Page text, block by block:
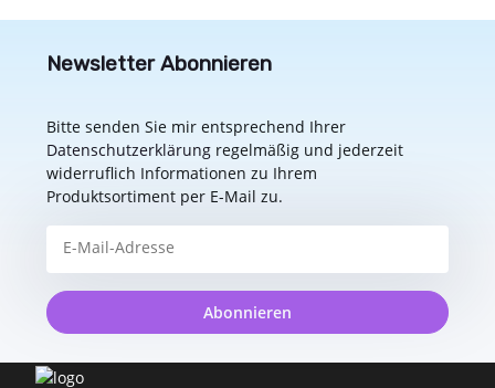
Newsletter Abonnieren
Bitte senden Sie mir entsprechend Ihrer
Datenschutzerklärung regelmäßig und jederzeit
widerruflich Informationen zu Ihrem
Produktsortiment per E-Mail zu.
Abonnieren